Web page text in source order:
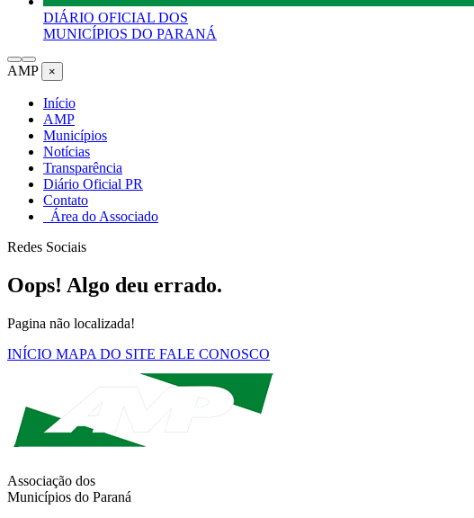
DIÁRIO OFICIAL DOS
MUNICÍPIOS DO PARANÁ
AMP ×
Início
AMP
Municípios
Notícias
Transparência
Diário Oficial PR
Contato
Área do Associado
Redes Sociais
Oops! Algo deu errado.
Pagina não localizada!
INÍCIO MAPA DO SITE FALE CONOSCO
Associação dos
Municípios do Paraná